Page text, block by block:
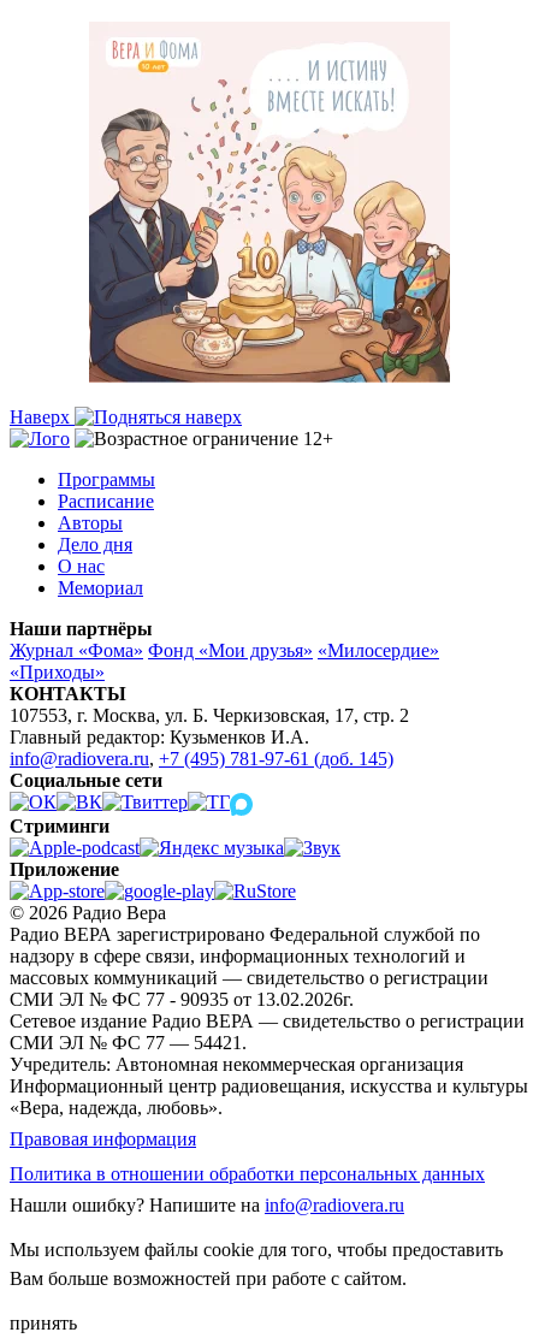
Наверх
Программы
Расписание
Авторы
Дело дня
О нас
Мемориал
Наши партнёры
Журнал «Фома» Фонд «Мои друзья» «Милосердие»
«Приходы»
КОНТАКТЫ
107553, г. Москва, ул. Б. Черкизовская, 17, стр. 2
Главный редактор: Кузьменков И.А.
info@radiovera.ru, +7 (495) 781-97-61 (доб. 145)
Социальные сети
Стриминги
Приложение
© 2026 Радио Вера
Радио ВЕРА зарегистрировано Федеральной службой по
надзору в сфере связи, информационных технологий и
массовых коммуникаций — свидетельство о регистрации
СМИ ЭЛ № ФС 77 - 90935 от 13.02.2026г.
Сетевое издание Радио ВЕРА — свидетельство о регистрации
СМИ ЭЛ № ФС 77 — 54421.
Учредитель: Автономная некоммерческая организация
Информационный центр радиовещания, искусства и культуры
«Вера, надежда, любовь».
Правовая информация
Политика в отношении обработки персональных данных
Нашли ошибку? Напишите на info@radiovera.ru
Мы используем файлы cookie для того, чтобы предоставить
Вам больше возможностей при работе с сайтом.
принять